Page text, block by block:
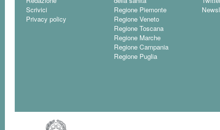
Scrivici
Privacy policy
Regione Piemonte
Regione Veneto
Regione Toscana
Regione Marche
Regione Campania
Regione Puglia